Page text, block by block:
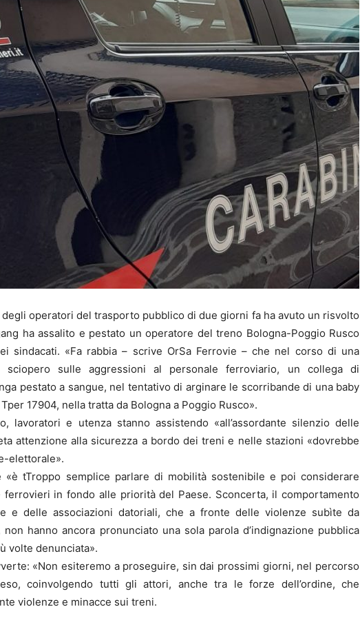
degli operatori del trasporto pubblico di due giorni fa ha avuto un risvolto
ha assalito e pestato un operatore del treno Bologna-Poggio Rusco
sindacati. «Fa rabbia – scrive OrSa Ferrovie – che nel corso di una
sciopero sulle aggressioni al personale ferroviario, un collega di
pestato a sangue, nel tentativo di arginare le scorribande di una baby
17904, nella tratta da Bologna a Poggio Rusco».
lavoratori e utenza stanno assistendo «all’assordante silenzio delle
attenzione alla sicurezza a bordo dei treni e nelle stazioni «dovrebbe
elettorale».
«è tTroppo semplice parlare di mobilità sostenibile e poi considerare
ferrovieri in fondo alle priorità del Paese. Sconcerta, il comportamento
e delle associazioni datoriali, che a fronte delle violenze subìte da
hanno ancora pronunciato una sola parola d’indignazione pubblica
volte denunciata».
«Non esiteremo a proseguire, sin dai prossimi giorni, nel percorso
coinvolgendo tutti gli attori, anche tra le forze dell’ordine, che
violenze e minacce sui treni.